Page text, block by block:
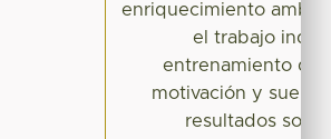
enriquecimiento
el trabajo
entrenamiento del
motivación y suele
resultados son